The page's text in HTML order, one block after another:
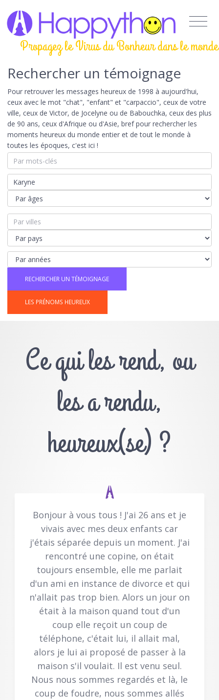
Propagez le Virus du Bonheur dans le monde
Rechercher un témoignage
Pour retrouver les messages heureux de 1998 à aujourd'hui,
ceux avec le mot "chat", "enfant" et "carpaccio", ceux de votre
ville, ceux de Victor, de Jocelyne ou de Babouchka, ceux des plus
de 90 ans, ceux d'Afrique ou d'Asie, bref pour rechercher les
moments heureux du monde entier et de tout le monde à
toutes les époques, c'est ici !
LES PRÉNOMS HEUREUX
Ce qui les rend, ou
les a rendu,
heureux(se) ?
Bonjour à vous tous ! J'ai 26 ans et je
vivais avec mes deux enfants car
j'étais séparée depuis un moment. J'ai
rencontré une copine, on était
toujours ensemble, elle me parlait
d'un ami en instance de divorce et qui
n'allait pas trop bien. Alors un jour on
était à la maison quand tout d'un
coup elle reçoit un coup de
téléphone, c'était lui, il allait mal,
alors je lui ai proposé de passer à la
maison s'il voulait. Il est venu seul.
Nous nous sommes regardés et là, le
coup de foudre, nous sommes allés